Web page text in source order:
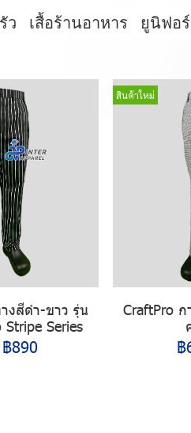
ว เสื้อร้านอาหาร ยูนิฟอ
งสีดำ-ขาว รุ่น
Series
฿890
สินค้าใหม่
CraftPro ก
฿